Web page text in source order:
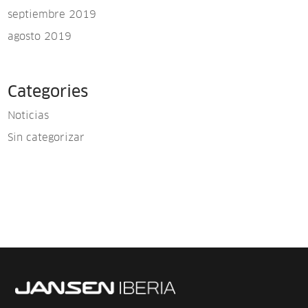
septiembre 2019
agosto 2019
Categories
Noticias
Sin categorizar